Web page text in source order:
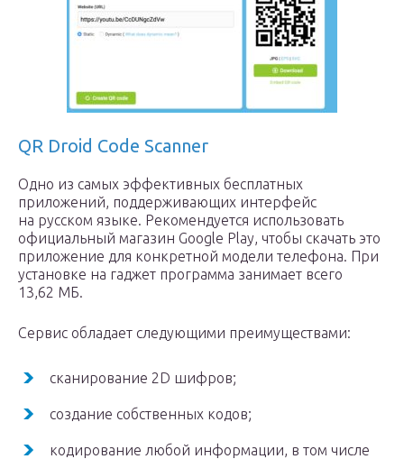
QR Droid Code Scanner
Одно из самых эффективных бесплатных
приложений, поддерживающих интерфейс
на русском языке. Рекомендуется использовать
официальный магазин Google Play, чтобы скачать это
приложение для конкретной модели телефона. При
установке на гаджет программа занимает всего
13,62 МБ.
Сервис обладает следующими преимуществами:
сканирование 2D шифров;
создание собственных кодов;
кодирование любой информации, в том числе